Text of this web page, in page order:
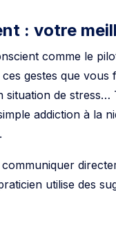
: votre
comme le
gestes que vous
situation de
addiction à la
utilise des